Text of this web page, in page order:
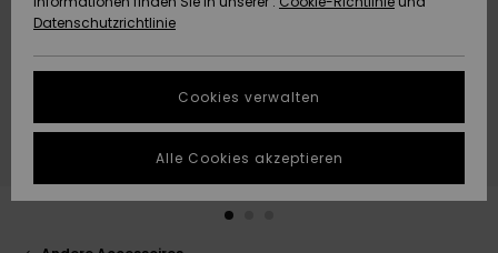
Highlights
Highlights
Starten Sie eine
um die
schnellste
Antwort auf Ihre
erhalten.
NACHHALTIGKEIT
SHOPS
QUIKSILVER APP
WUNSCHLISTE
Datenschutzrichtlinie
Cookies verwalten
Alle Cookies akzeptieren